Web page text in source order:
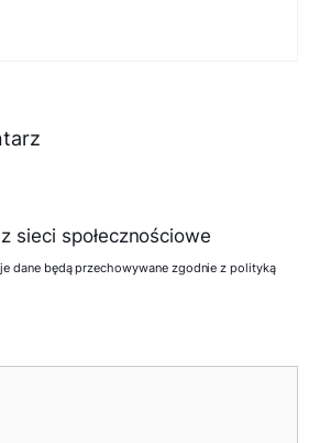
sieci społecznościowe
dane będą przechowywane zgodnie z polityką